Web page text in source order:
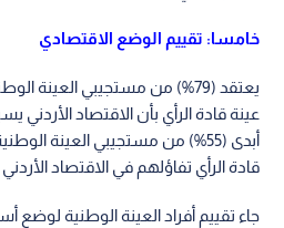
خامسا: تقييم الوضع الاقتصادي
عينة قادة الرأي بأن الاقتصاد الأردني
قادة الرأي تفاؤلهم في الاقتصاد
جاء تقييم أفراد العينة الوطنية لوضع